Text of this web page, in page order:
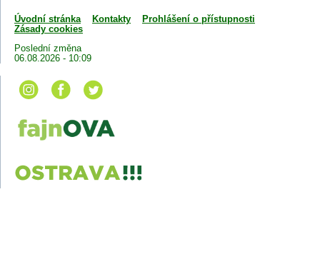
Úvodní stránka Kontakty
Prohlášení o přístupnosti
Zásady cookies
Poslední změna
06.08.2026 - 10:09